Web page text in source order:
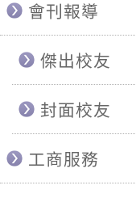
會刊報導
傑出校友
封面校友
工商服務